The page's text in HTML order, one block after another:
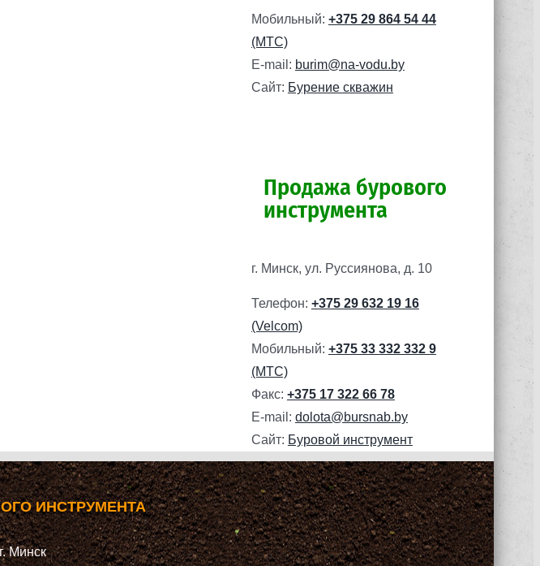
Мобильный: +375 29 864 54 44
(МТС)
E-mail: burim@na-vodu.by
Сайт: Бурение скважин
Продажа бурового
инструмента
г. Минск, ул. Руссиянова, д. 10
Телефон: +375 29 632 19 16
(Velcom)
Мобильный: +375 33 332 332 9
(МТС)
Факс: +375 17 322 66 78
E-mail: dolota@bursnab.by
Сайт: Буровой инструмент
ИНСТРУМЕНТА
Минск